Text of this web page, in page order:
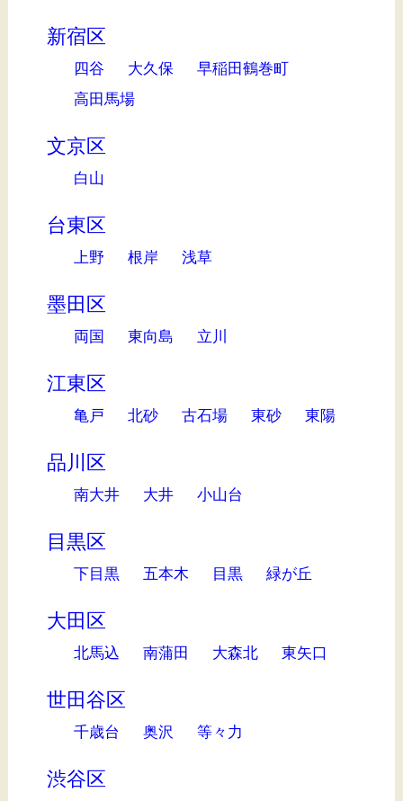
新宿区
四谷 大久保
早稲田鶴巻町
高田馬場
文京区
白山
台東区
上野 根岸 浅草
墨田区
両国 東向島 立川
江東区
亀戸 北砂 古石場 東砂 東陽
品川区
南大井 大井 小山台
目黒区
下目黒 五本木 目黒 緑が丘
大田区
北馬込 南蒲田 大森北 東矢口
世田谷区
千歳台 奥沢 等々力
渋谷区